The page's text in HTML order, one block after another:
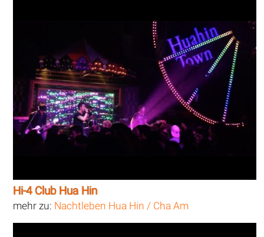
Hi-4 Club Hua Hin
mehr zu: Nachtleben Hua Hin / Cha Am